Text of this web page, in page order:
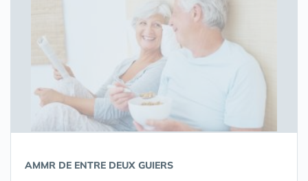
AMMR DE ENTRE DEUX GUIERS